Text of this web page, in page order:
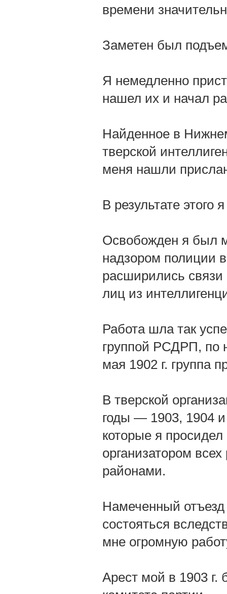
времени
Заметен был
Я немедленно
нашел их и начал
Найденное в
тверской
меня нашли
В результате этого
Освобожден я был
надзором полиции
расширились
лиц из
Работа шла так
группой РСДРП, по
мая 1902 г. группа
В тверской
годы — 1903, 1904
которые я
организатором
районами.
Намеченный отъезд
состояться
мне огромную
Арест мой в 1903 г.